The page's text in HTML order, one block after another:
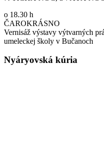
o 18.30 h
ČAROKRÁSNO
Vernisáž výstavy výtvarných
umeleckej školy v Bučanoch
Nyáryovská kúria